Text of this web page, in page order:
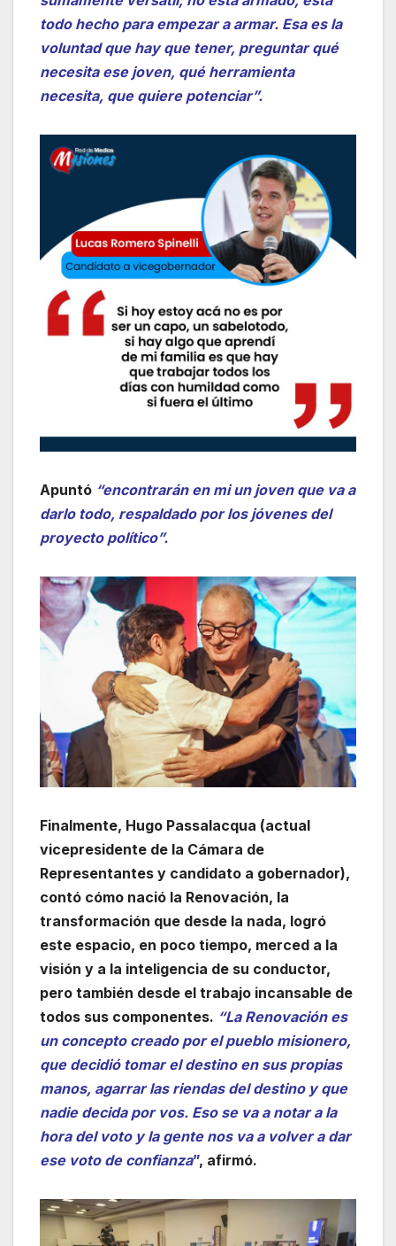
todo hecho para empezar a armar. Esa es la
voluntad que hay que tener, preguntar qué
necesita ese joven, qué herramienta
necesita, que quiere potenciar”.
Apuntó “encontrarán en mi un joven que va a
darlo todo, respaldado por los jóvenes del
proyecto político”.
Finalmente, Hugo Passalacqua (actual
vicepresidente de la Cámara de
Representantes y candidato a gobernador),
contó cómo nació la Renovación, la
transformación que desde la nada, logró
este espacio, en poco tiempo, merced a la
visión y a la inteligencia de su conductor,
pero también desde el trabajo incansable de
todos sus componentes. “La Renovación es
un concepto creado por el pueblo misionero,
que decidió tomar el destino en sus propias
manos, agarrar las riendas del destino y que
nadie decida por vos. Eso se va a notar a la
hora del voto y la gente nos va a volver a dar
ese voto de confianza”, afirmó.